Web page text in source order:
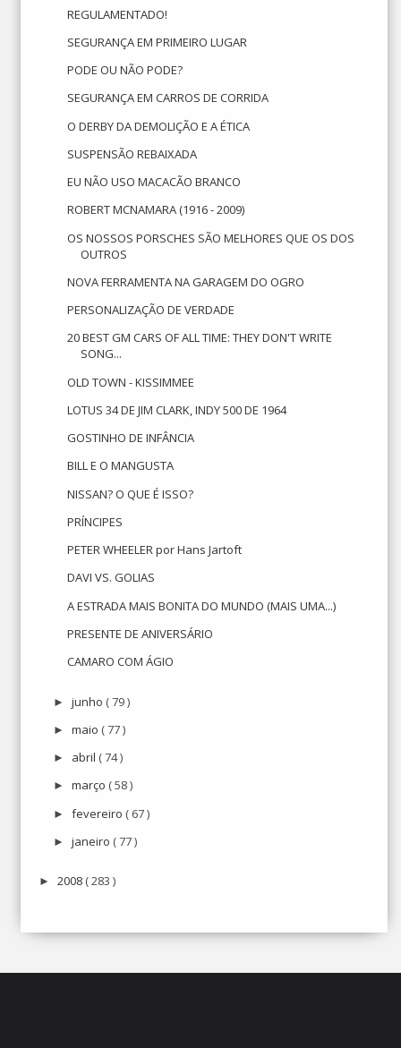
REGULAMENTADO!
SEGURANÇA EM PRIMEIRO LUGAR
PODE OU NÃO PODE?
SEGURANÇA EM CARROS DE CORRIDA
O DERBY DA DEMOLIÇÃO E A ÉTICA
SUSPENSÃO REBAIXADA
EU NÃO USO MACACÃO BRANCO
ROBERT MCNAMARA (1916 - 2009)
OS NOSSOS PORSCHES SÃO MELHORES QUE OS DOS
OUTROS
NOVA FERRAMENTA NA GARAGEM DO OGRO
PERSONALIZAÇÃO DE VERDADE
20 BEST GM CARS OF ALL TIME: THEY DON'T WRITE
SONG...
OLD TOWN - KISSIMMEE
LOTUS 34 DE JIM CLARK, INDY 500 DE 1964
GOSTINHO DE INFÂNCIA
BILL E O MANGUSTA
NISSAN? O QUE É ISSO?
PRÍNCIPES
PETER WHEELER por Hans Jartoft
DAVI VS. GOLIAS
A ESTRADA MAIS BONITA DO MUNDO (MAIS UMA...)
PRESENTE DE ANIVERSÁRIO
CAMARO COM ÁGIO
► junho ( 79 )
► maio ( 77 )
► abril ( 74 )
► março ( 58 )
► fevereiro ( 67 )
► janeiro ( 77 )
► 2008 ( 283 )